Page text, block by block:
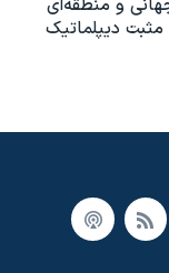
دیپلماتیک